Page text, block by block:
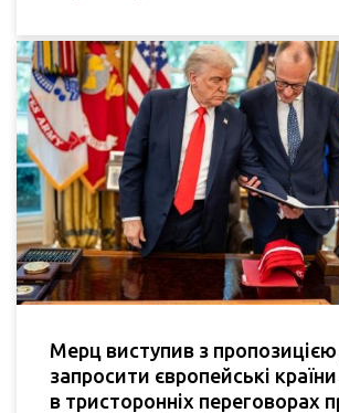
Мерц виступив з
запросити європейські
в тристоронніх переговорах